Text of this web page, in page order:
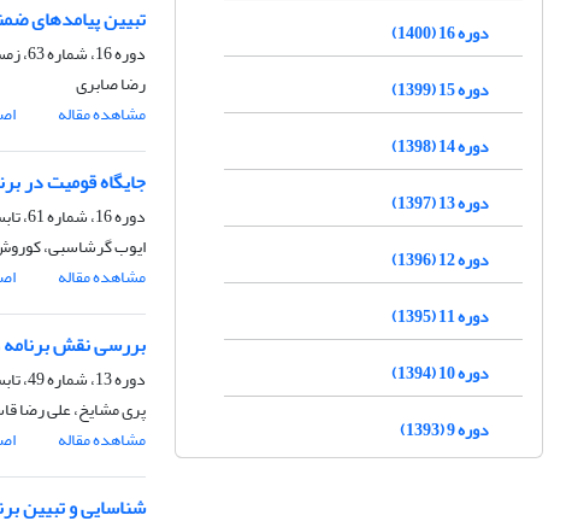
تبیین پیامدهای
دوره 16، شماره 63، زمستان 1400، صفحه
رضا صابری
مشاهده مقاله
جایگاه قومیت در
دوره 16، شماره 61، تابستان 1400، صفحه
ایوب گرشاسبی،
مشاهده مقاله
بررسی نقش
دوره 13، شماره 49، تابستان 1397، صفحه
پری مشایخ، علی رضا
مشاهده مقاله
شناسایی و تبیین
دوره 16 (1400)
دوره 15 (1399)
دوره 14 (1398)
دوره 13 (1397)
دوره 12 (1396)
دوره 11 (1395)
دوره 10 (1394)
دوره 9 (1393)